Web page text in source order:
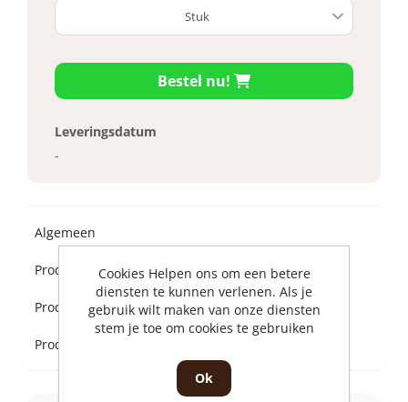
Bestel nu!
Leveringsdatum
-
Algemeen
Product beschrijving
Product specificaties
Product bijlagen
Cookies Helpen ons om een betere
diensten te kunnen verlenen. Als je
gebruik wilt maken van onze diensten
stem je toe om cookies te gebruiken
Ok